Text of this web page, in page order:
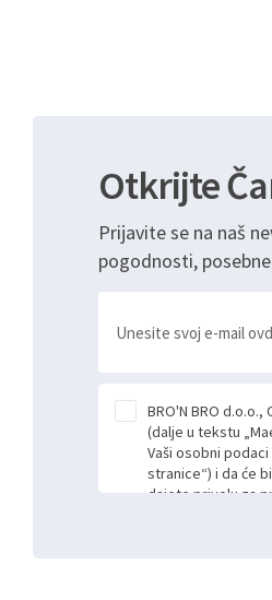
Otkrijte
Prijavite se na naš
pogodnosti,
BRO'N BRO
(dalje u tekstu
Vaši osobni
stranice“) i da će
dajete privolu za
Mae.hr putem
poslan kroz
niste dužni